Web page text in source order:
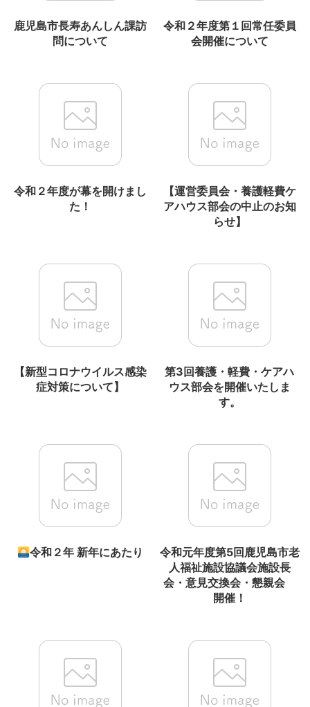
鹿児島市長寿あんしん課訪
問について
令和２年度第１回常任委員
会開催について
令和２年度が幕を開けまし
た！
【運営委員会・養護軽費ケ
アハウス部会の中止のお知
らせ】
【新型コロナウイルス感染
症対策について】
第3回養護・軽費・ケアハ
ウス部会を開催いたしま
す。
令和２年 新年にあたり
令和元年度第5回鹿児島市老
人福祉施設協議会施設長
会・意見交換会・懇親会
開催！